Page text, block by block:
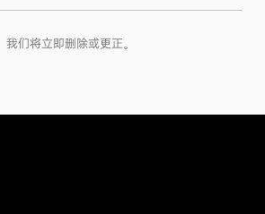
们将立即删除或更正。